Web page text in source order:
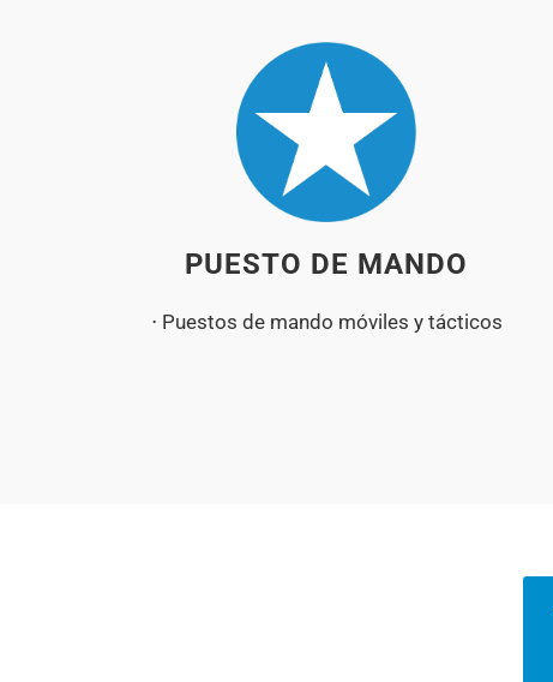
PUESTO DE MANDO
⋅ Puestos de mando móviles y tácticos